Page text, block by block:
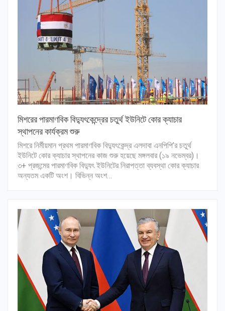
মিশরের পারমাণবিক বিদ্যুৎকেন্দ্রের চতুর্থ ইউনিটে কোর ক্যাচার
স্থাপনের কার্যক্রম শুরু
মিশরে নির্মীয়মান প্রথম পারমাণবিক বিদ্যুৎকেন্দ্র এলদাবা এনপিপি’র চতুর্থ
ইউনিটে কোর ক্যাচার স্থাপনের কাজ শুরু হয়েছে মঙ্গলবার (১৯ নভেম্বর)।
৩+ প্রজন্মের পারমাণবিক বিদ্যুৎ ইউনিটের নিরাপত্তা ব্যবস্থা কোর ক্যাচার
অন্যতম একটি অংশ। বিভিন্ন অংশ…